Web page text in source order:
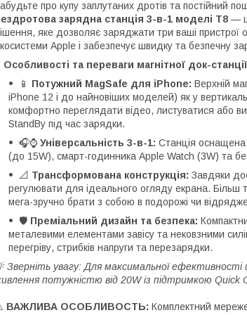
про купу заплутаних дротів та постійний
зарядна станція 3-в-1 моделі T8 —
яке дозволяє заряджати три ваші пристрої
Apple і забезпечує швидку та безпечну
Особливості та переваги магнітної док-
📱 Потужний MagSafe для iPhone: Верхній
iPhone 12 і до найновіших моделей) як у
комфортно переглядати відео, листуватися або
StandBy під час зарядки.
🎧⌚ Універсальність 3-в-1: Станція
(до 15W), смарт-годинника Apple Watch (3W) та
📐 Трансформована конструкція: Завдяки
регулювати для ідеального огляду екрана. Більш
мега-зручно брати з собою в подорожі чи
🛡️ Преміальний дизайн та безпека:
металевими елементами завісу та нековзними
перегріву, стрибків напруги та перезарядки.
Зверніть увагу: Для максимальної
потужністю від 20W із підтримкою Quick
ВАЖЛИВА ОСОБЛИВОСТЬ: Комплектний